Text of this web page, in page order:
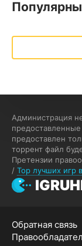
13 ГБ
44.98
5.43 ГБ
Администрация
предоставлен
торрент файл
Претензии
/ Top лучших игр
Обратная связь